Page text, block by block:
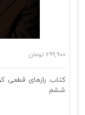
699,900 تومان
کتاب رازهای
ششم